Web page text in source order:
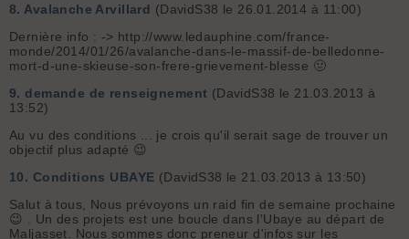
8. Avalanche Arvillard (DavidS38 le 26.01.2014 à 11:00)
Dernière info : -> http://www.ledauphine.com/france-
monde/2014/01/26/avalanche-dans-le-massif-de-belledonne-
mort-d-une-skieuse-son-frere-grievement-blesse 🤢
9. demande de renseignement (DavidS38 le 21.03.2013 à
13:52)
Au vu des conditions ... je crois qu'il serait sage de trouver un
objectif plus adapté 😉
10. Conditions UBAYE (DavidS38 le 21.03.2013 à 13:50)
Salut à tous, Nous prévoyons un raid fin de semaine prochaine
😉 . Un des projets est une boucle dans l'Ubaye au départ de
Maljasset. Nous sommes donc preneur d'infos sur les